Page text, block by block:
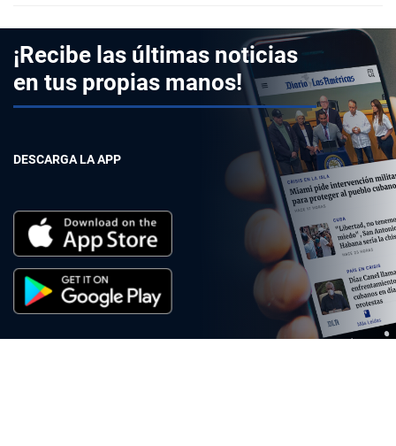
¡Recibe las últimas noticias
en tus propias manos!
DESCARGA LA APP